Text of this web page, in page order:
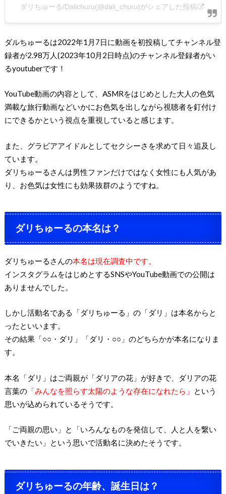
ダリちゅーる/Dalichuru(@dali_churu)がシェアした投稿
ダルちゅーるは2022年1月7日に動画を初投稿してチャンネル登
録者が2.98万人(2023年10月2日時点)のチャンネル登録者がい
るyoutuberです！
YouTube動画の内容として、ASMRをはじめとした大人の色気
満載な旅行動画などいかにお色気を出しながら視聴者を釘付け
にできるかという視点を重視していると感じます。
また、グラビアアイドルとしてセクシーさを求めて日々追及し
ています。
ダリちゅーるさんは男性ファンだけではなく女性にも人気があ
り、お色気は女性にも効果抜群のようですね。
ダリちゅーるの本名は？
ダリちゅーるさんの本名は現在調査中です。
インスタグラムをはじめとするSNSやYouTube動画での公開は
ありませんでした。
しかし活動名である「ダリちゅーる」の「ダリ」は本名からと
ったといいます。
その結果「○○・ダリ」「ダリ・○○」のどちらかが本名になりま
す。
本名「ダリ」はご両親が「ダリアの花」が好きで、ダリアの花
言葉の「みんなを照らす太陽のような存在になれたら」
という
思いが込められているそうです。
「ご両親の思い」と「いろんなものを発信して、人と人を繋い
でいきたい」という思いで活動名に決めたそうです。
ダリちゅーるの年齢、誕生日は？